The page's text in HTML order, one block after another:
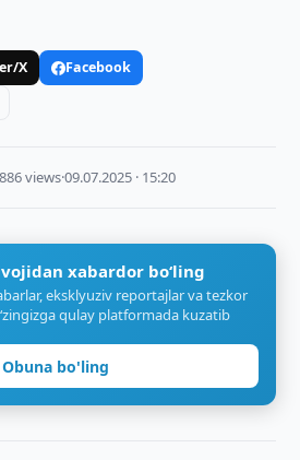
X
Facebook
views·09.07.2025 · 15:20
xabardor bo‘ling
eksklyuziv reportajlar va tezkor
qulay platformada kuzatib
Obuna bo'ling